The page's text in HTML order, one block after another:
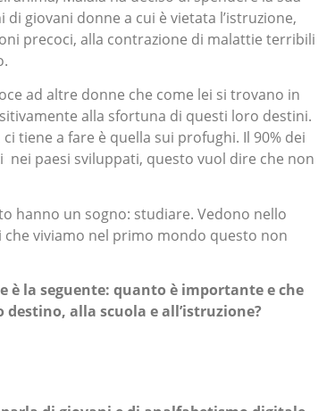
di giovani donne a cui è vietata l’istruzione,
precoci, alla contrazione di malattie terribili
ad altre donne che come lei si trovano in
alla sfortuna di questi loro destini.
tiene a fare è quella sui profughi. Il 90% dei
paesi sviluppati, questo vuol dire che non
hanno un sogno: studiare. Vedono nello
viviamo nel primo mondo questo non
è la seguente: quanto è importante e che
alla scuola e all’istruzione?